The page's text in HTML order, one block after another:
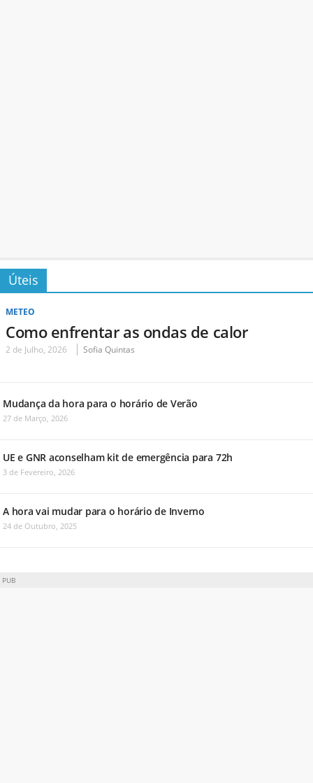
Úteis
METEO
Como enfrentar as ondas de calor
2 de Julho, 2026 Sofia Quintas
Mudança da hora para o horário de Verão
27 de Março, 2026
UE e GNR aconselham kit de emergência para 72h
3 de Fevereiro, 2026
A hora vai mudar para o horário de Inverno
24 de Outubro, 2025
PUB